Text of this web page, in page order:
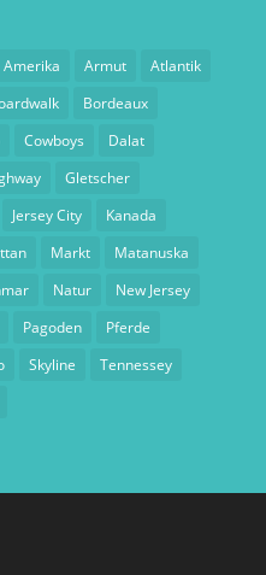
Amerika Armut
Atlantik
Bordeaux
Cowboys
Dalat
Gletscher
Jersey City
Kanada
Markt
Matanuska
Natur
New Jersey
Pagoden
Pferde
Skyline
Tennessey